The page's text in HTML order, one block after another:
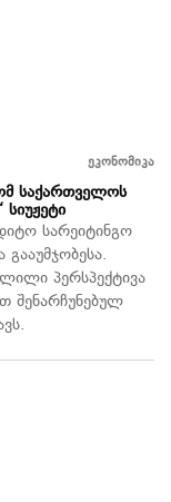
ეკონომიკა
საქართველოს
სიუჟეტი
სარეიტინგო
პერსპექტივა
შენარჩუნებულ